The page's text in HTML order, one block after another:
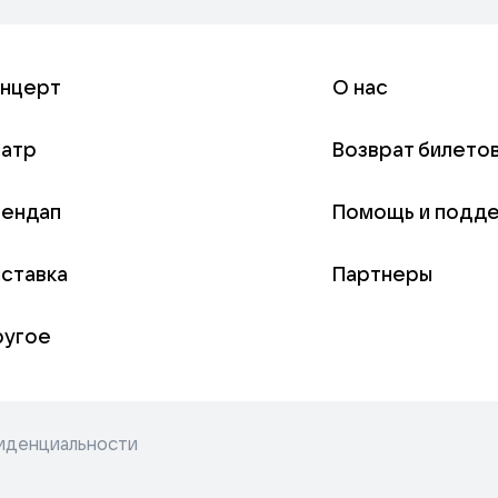
О нас
Возврат
Помощь и
Партнеры